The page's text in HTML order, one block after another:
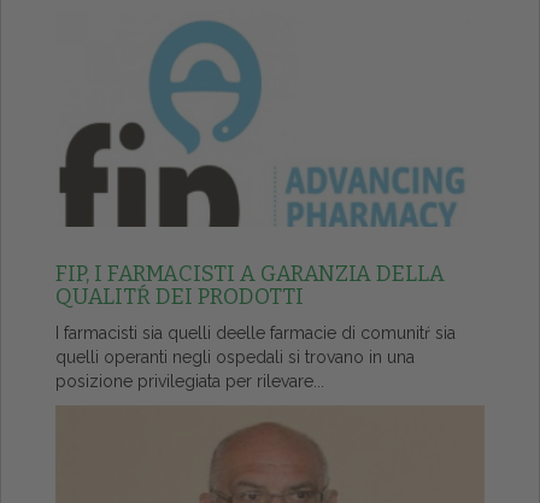
FIP, I FARMACISTI A GARANZIA DELLA
QUALITŔ DEI PRODOTTI
I farmacisti sia quelli deelle farmacie di comunitŕ sia
quelli operanti negli ospedali si trovano in una
posizione privilegiata per rilevare...